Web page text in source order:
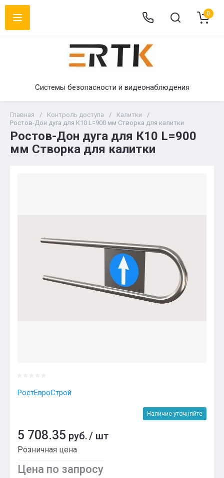
Системы безопасности и видеонаблюдения
0
Главная / Контроль доступа / Калитки
/
Ростов-Дон дуга для К10 L=900 мм Створка для калитки
Ростов-Дон дуга для К10 L=900
мм Створка для калитки
РостЕвроСтрой
Наличие уточняйте
5 708.35 руб./ шт
Розничная цена
Цена по запросу